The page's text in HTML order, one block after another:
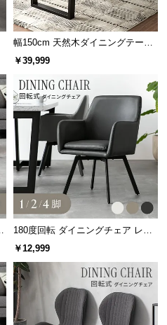
幅150cm 天然木ダイニングテーブ
ル 一枚板デザイン 4人掛け
￥39,999
180度回転 ダイニングチェア レザ
ー調 1/2/4脚セット スチールレッグ
ブラック脚
￥12,999